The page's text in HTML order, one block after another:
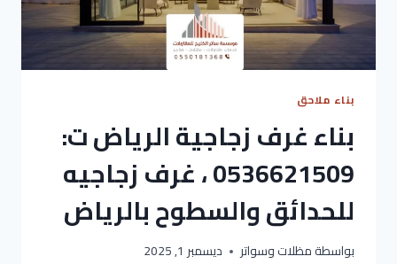
بناء ملاحق
بناء غرف زجاجية الرياض ت:
0536621509 ، غرف زجاجيه
للحدائق والسطوح بالرياض
بواسطةمظلات وسواتر ديسمبر 1, 2025